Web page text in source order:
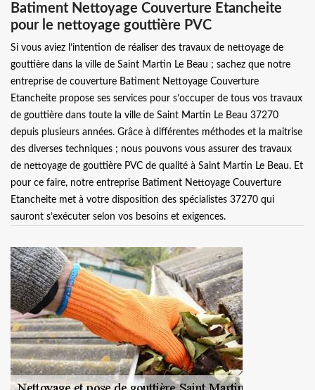
Batiment Nettoyage Couverture Etancheite
pour le nettoyage gouttière PVC
Si vous aviez l’intention de réaliser des travaux de nettoyage de
gouttière dans la ville de Saint Martin Le Beau ; sachez que notre
entreprise de couverture Batiment Nettoyage Couverture
Etancheite propose ses services pour s’occuper de tous vos travaux
de gouttière dans toute la ville de Saint Martin Le Beau 37270
depuis plusieurs années. Grâce à différentes méthodes et la maitrise
des diverses techniques ; nous pouvons vous assurer des travaux
de nettoyage de gouttière PVC de qualité à Saint Martin Le Beau. Et
pour ce faire, notre entreprise Batiment Nettoyage Couverture
Etancheite met à votre disposition des spécialistes 37270 qui
sauront s’exécuter selon vos besoins et exigences.